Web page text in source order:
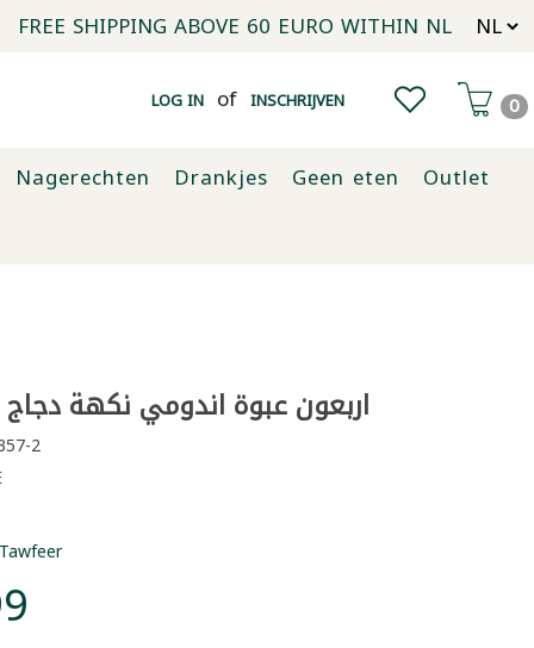
FREE SHIPPING ABOVE 60 EURO WITHIN NL
LOG IN of INSCHRIJVEN 0
Nagerechten Drankjes Geen eten
Outlet
اربعون عبوة اندومي نكهة دجاج
2
Tawfeer